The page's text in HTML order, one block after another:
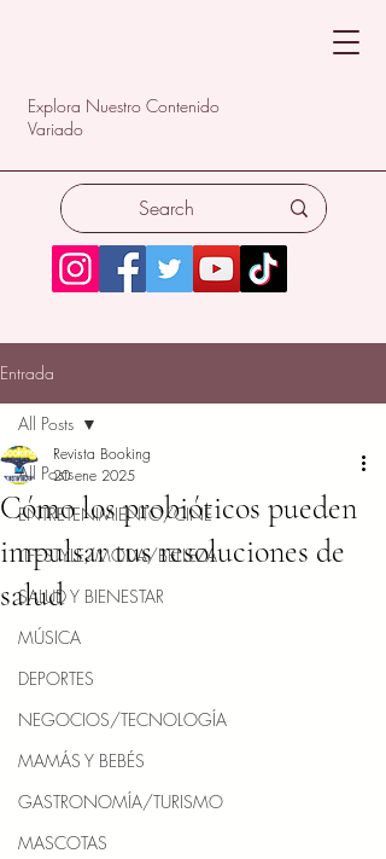
Explora Nuestro Contenido
Variado
Entrada
All Posts
ENTRETENIMIENTO/CINE
LIFESTYLE/MODA/BELLEZA
SALUD Y BIENESTAR
MÚSICA
DEPORTES
NEGOCIOS/TECNOLOGÍA
MAMÁS Y BEBÉS
GASTRONOMÍA/TURISMO
MASCOTAS
All Posts
Cómo los probióticos pueden
impulsar tus resoluciones de
salud
Revista Booking
20 ene 2025